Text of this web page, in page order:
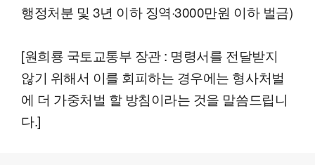
행정처분 및 3년 이하 징역·3000만원 이하 벌금)
[원희룡 국토교통부 장관 : 명령서를 전달받지
않기 위해서 이를 회피하는 경우에는 형사처벌
에 더 가중처벌 할 방침이라는 것을 말씀드립니
다.]